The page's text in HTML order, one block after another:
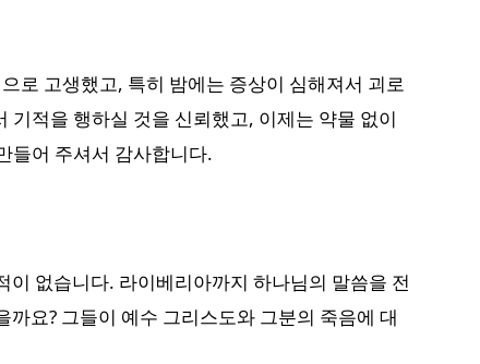
로 고생했고, 특히 밤에는 증상이 심해져서 괴로
적을 행하실 것을 신뢰했고, 이제는 약물 없이
들어 주셔서 감사합니다.
없습니다. 라이베리아까지 하나님의 말씀을 전
요? 그들이 예수 그리스도와 그분의 죽음에 대